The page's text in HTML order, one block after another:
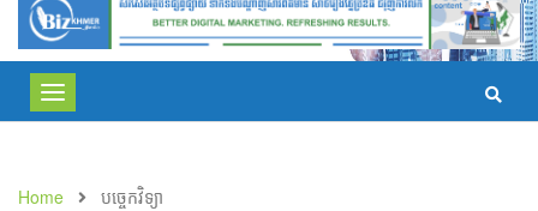
Toggle
navigation
Home បច្ចេកវិទ្យា